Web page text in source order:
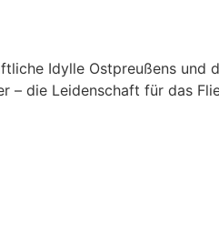
Idylle Ostpreußens und
– die Leidenschaft für das